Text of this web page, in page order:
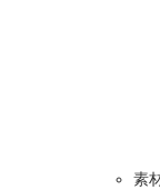
素